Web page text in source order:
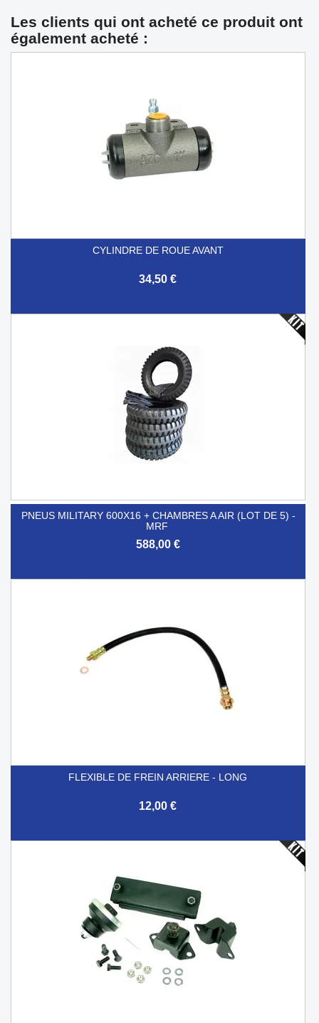
Les clients qui ont acheté ce produit ont
également acheté :
CYLINDRE DE ROUE AVANT
34,50 €
PNEUS MILITARY 600X16 + CHAMBRES A AIR (LOT DE 5) -
MRF
588,00 €
FLEXIBLE DE FREIN ARRIERE - LONG
12,00 €